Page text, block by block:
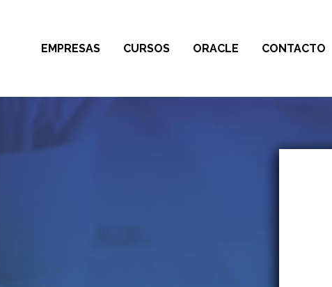
EMPRESAS CURSOS ORACLE CONTACTO